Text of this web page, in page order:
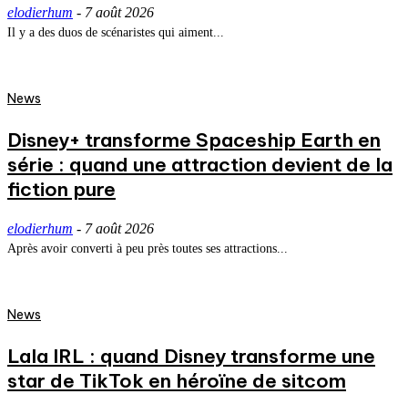
elodierhum - 7 août 2026
Il y a des duos de scénaristes qui aiment...
News
Disney+ transforme Spaceship Earth en
série : quand une attraction devient de la
fiction pure
elodierhum - 7 août 2026
Après avoir converti à peu près toutes ses attractions...
News
Lala IRL : quand Disney transforme une
star de TikTok en héroïne de sitcom